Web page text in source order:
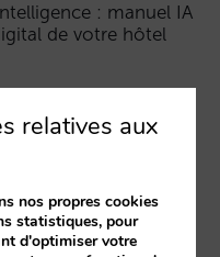
: manuel IA
de votre hôtel
les assistants d’IA :
»
clé pour le réparer
relatives aux
nos propres cookies
statistiques, pour
d'optimiser votre